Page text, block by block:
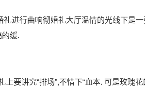
礼进行曲响彻婚礼大厅温情的光线下是
缓.
要讲究“排场”,不惜下“血本. 可是玫瑰